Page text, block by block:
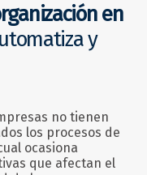
en
y
no tienen
los procesos de
ocasiona
que afectan el